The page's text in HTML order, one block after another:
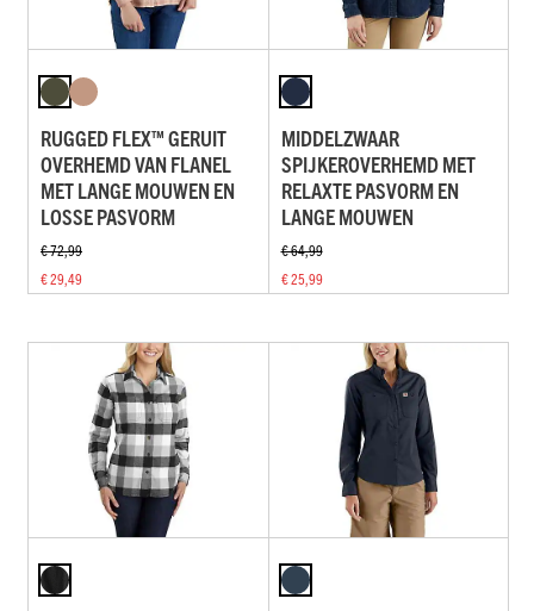
RUGGED FLEX™ GERUIT
OVERHEMD VAN FLANEL
MET LANGE MOUWEN EN
LOSSE PASVORM
€ 72,99
€ 29,49
MIDDELZWAAR
SPIJKEROVERHEMD MET
RELAXTE PASVORM EN
LANGE MOUWEN
€ 64,99
€ 25,99